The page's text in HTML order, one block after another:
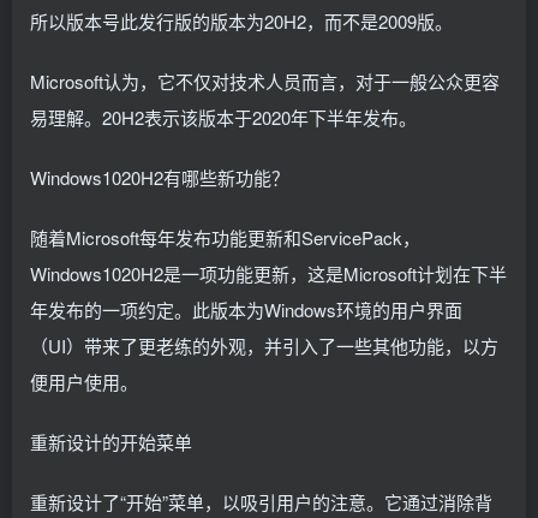
所以版本号此发行版的版本为20H2，而不是2009版。
Microsoft认为，它不仅对技术人员而言，对于一般公众更容
易理解。20H2表示该版本于2020年下半年发布。
Windows1020H2有哪些新功能？
随着Microsoft每年发布功能更新和ServicePack，
Windows1020H2是一项功能更新，这是Microsoft计划在下半
年发布的一项约定。此版本为Windows环境的用户界面
（UI）带来了更老练的外观，并引入了一些其他功能，以方
便用户使用。
重新设计的开始菜单
重新设计了“开始”菜单，以吸引用户的注意。它通过消除背